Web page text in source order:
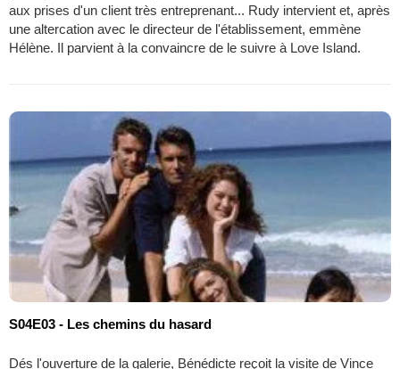
aux prises d'un client très entreprenant... Rudy intervient et, après
une altercation avec le directeur de l'établissement, emmène
Hélène. Il parvient à la convaincre de le suivre à Love Island.
S04E03 - Les chemins du hasard
Dés l'ouverture de la galerie, Bénédicte reçoit la visite de Vince